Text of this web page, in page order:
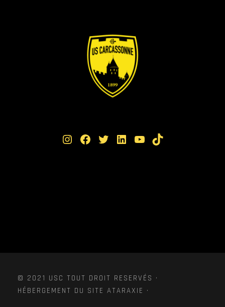
Instagram Facebook Twitter LinkedIn YouTube TikTok
© 2021 USC TOUT DROIT RESERVÉS ·
HÉBERGEMENT DU SITE ATARAXIE ·